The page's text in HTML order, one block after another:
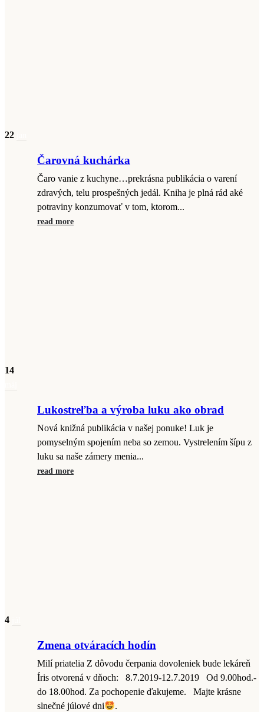
22
Čarovná kuchárka
Čaro vanie z kuchyne…prekrásna publikácia o varení
zdravých, telu prospešných jedál. Kniha je plná rád aké
potraviny konzumovať v tom, ktorom...
read more
14
Lukostreľba a výroba luku ako obrad
Nová knižná publikácia v našej ponuke! Luk je
pomyselným spojením neba so zemou. Vystrelením šípu z
luku sa naše zámery menia...
read more
4
Zmena otváracích hodín
Milí priatelia Z dôvodu čerpania dovoleniek bude lekáreň
Íris otvorená v dňoch: 8.7.2019-12.7.2019 Od 9.00hod.-
do 18.00hod. Za pochopenie ďakujeme. Majte krásne
slnečné júlové dni
.